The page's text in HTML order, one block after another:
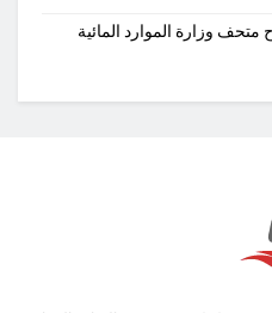
وزارة الموارد المائية